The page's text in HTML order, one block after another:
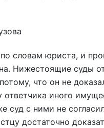
словам юриста, и
Нижестоящие суды
что он не
ответчика иного
суд с ними не
достаточно